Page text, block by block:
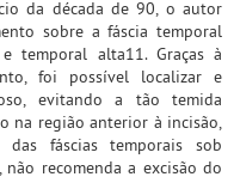
da década de 90, o autor
sobre a fáscia temporal
temporal alta11. Graças à
foi possível localizar e
evitando a tão temida
na região anterior à incisão,
das fáscias temporais sob
recomenda a excisão do